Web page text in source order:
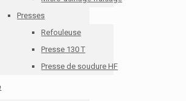
Presses
Refouleuse
Presse 130 T
Presse de soudure HF